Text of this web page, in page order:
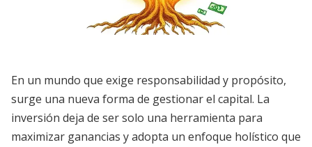
En un mundo que exige responsabilidad y propósito,
surge una nueva forma de gestionar el capital. La
inversión deja de ser solo una herramienta para
maximizar ganancias y adopta un enfoque holístico que